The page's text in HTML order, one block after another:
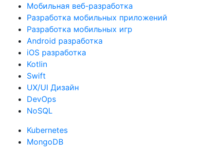
Мобильная веб-разработка
Разработка мобильных приложений
Разработка мобильных игр
Android разработка
iOS разработка
Kotlin
Swift
UX/UI Дизайн
DevOps
NoSQL
Kubernetes
MongoDB